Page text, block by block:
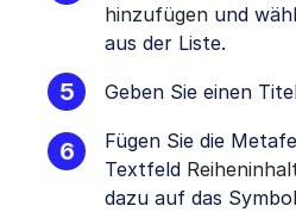
hinzufügen und
aus der Liste.
Geben Sie einen
Fügen Sie die
Textfeld
dazu auf das